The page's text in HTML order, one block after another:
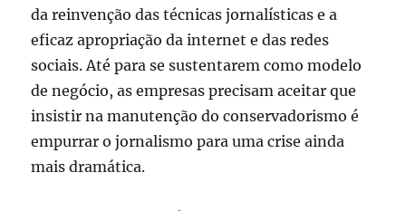
da reinvenção das técnicas jornalísticas e a
eficaz apropriação da internet e das redes
sociais. Até para se sustentarem como modelo
de negócio, as empresas precisam aceitar que
insistir na manutenção do conservadorismo é
empurrar o jornalismo para uma crise ainda
mais dramática.